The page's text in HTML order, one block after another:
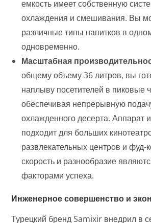
емкость имеет собственную
охлаждения и смешивания. Вы
различные типы напитков в
одновременно.
Масштабная
общему объему 36 литров, вы
наплыву посетителей в пиковые
обеспечивая непрерывную
охлажденного десерта. Аппарат
подходит для больших
развлекательных центров и фуд-
скорость и разнообразие
факторами успеха.
Инженерное совершенство и
Турецкий бренд Samixir внедрил в